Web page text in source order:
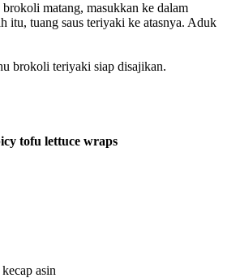
brokoli matang, masukkan ke dalam
itu, tuang saus teriyaki ke atasnya. Aduk
brokoli teriyaki siap disajikan.
tofu lettuce wraps
asin